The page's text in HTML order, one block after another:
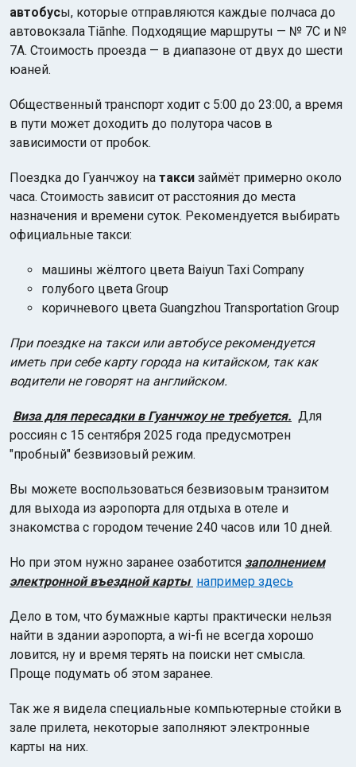
автобусы, которые отправляются каждые полчаса до
автовокзала Tiānhe. Подходящие маршруты — № 7C и №
7A. Стоимость проезда — в диапазоне от двух до шести
юаней.
Общественный транспорт ходит с 5:00 до 23:00, а время
в пути может доходить до полутора часов в
зависимости от пробок.
Поездка до Гуанчжоу на такси займёт примерно около
часа. Стоимость зависит от расстояния до места
назначения и времени суток. Рекомендуется выбирать
официальные такси:
машины жёлтого цвета Baiyun Taxi Company
голубого цвета Group
коричневого цвета Guangzhou Transportation Group
При поездке на такси или автобусе рекомендуется
иметь при себе карту города на китайском, так как
водители не говорят на английском.
Виза для пересадки в Гуанчжоу не требуется. Для
россиян с 15 сентября 2025 года предусмотрен
"пробный" безвизовый режим.
Вы можете воспользоваться безвизовым транзитом
для выхода из аэропорта для отдыха в отеле и
знакомства с городом течение 240 часов или 10 дней.
Но при этом нужно заранее озаботится заполнением
электронной въездной карты например здесь
Дело в том, что бумажные карты практически нельзя
найти в здании аэропорта, а wi-fi не всегда хорошо
ловится, ну и время терять на поиски нет смысла.
Проще подумать об этом заранее.
Так же я видела специальные компьютерные стойки в
зале прилета, некоторые заполняют электронные
карты на них.